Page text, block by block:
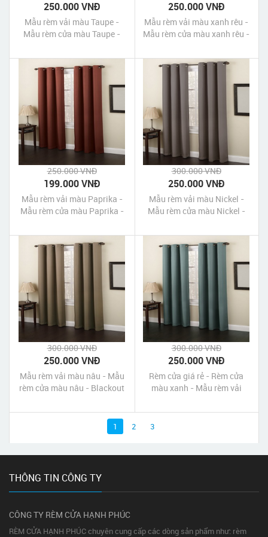
250.000 VNĐ
Mẫu rèm vải màu Taupe -
Mẫu rèm cửa màu Taupe -
250.000 VNĐ
Mẫu rèm vải màu xanh rêu -
Mẫu rèm cửa màu xanh rêu -
250.000 VNĐ
199.000 VNĐ
Mẫu rèm vải màu Paprika -
Mẫu rèm cửa màu Paprika -
300.000 VNĐ
250.000 VNĐ
Mẫu rèm vải màu Nickel -
Mẫu rèm cửa màu Nickel -
300.000 VNĐ
250.000 VNĐ
Mẫu rèm vải màu nâu - Mẫu
rèm cửa màu nâu - Blackout
300.000 VNĐ
250.000 VNĐ
Rèm cửa giá rẻ - Rèm cửa
màu xanh - Mẫu rèm vải
1 2 3
THÔNG TIN CÔNG TY
CÔNG TY RÈM CỬA HẠNH PHÚC
RÈM CỬA HẠNH PHÚC chuyên cung cấp các dòng sản phẩm như: rèm